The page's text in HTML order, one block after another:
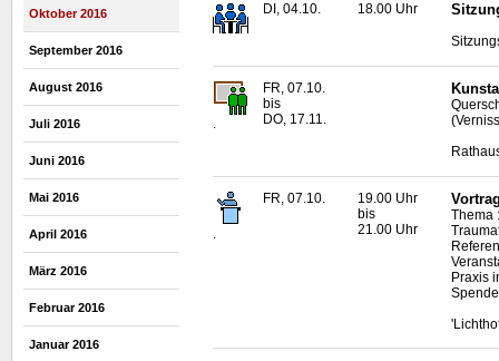
Oktober 2016
September 2016
August 2016
Juli 2016
Juni 2016
Mai 2016
April 2016
März 2016
Februar 2016
Januar 2016
DI, 04.10. 18.00 Uhr
.
FR, 07.10.
bis
DO, 17.11.
FR, 07.10.
19.00 Uhr
bis
21.00 Uhr
Thema
Praxis